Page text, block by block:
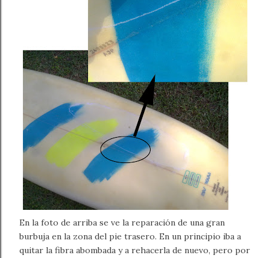
En la foto de arriba se ve la reparación de una gran
burbuja en la zona del pie trasero. En un principio iba a
quitar la fibra abombada y a rehacerla de nuevo, pero por